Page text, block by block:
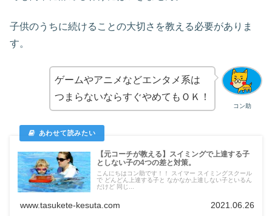
子供のうちに続けることの大切さを教える必要がありま
す。
コン助
ゲームやアニメなどエンタメ系は
つまらないならすぐやめてもＯＫ！
【元コーチが教える】スイミングで上達する子
としない子の4つの差と対策。
こんにちはコン助です！！ スイマー スイミングスクール
で どんどん上達する子と なかなか上達しない子といるん
だけど 同じ...
www.tasukete-kesuta.com 2021.06.26